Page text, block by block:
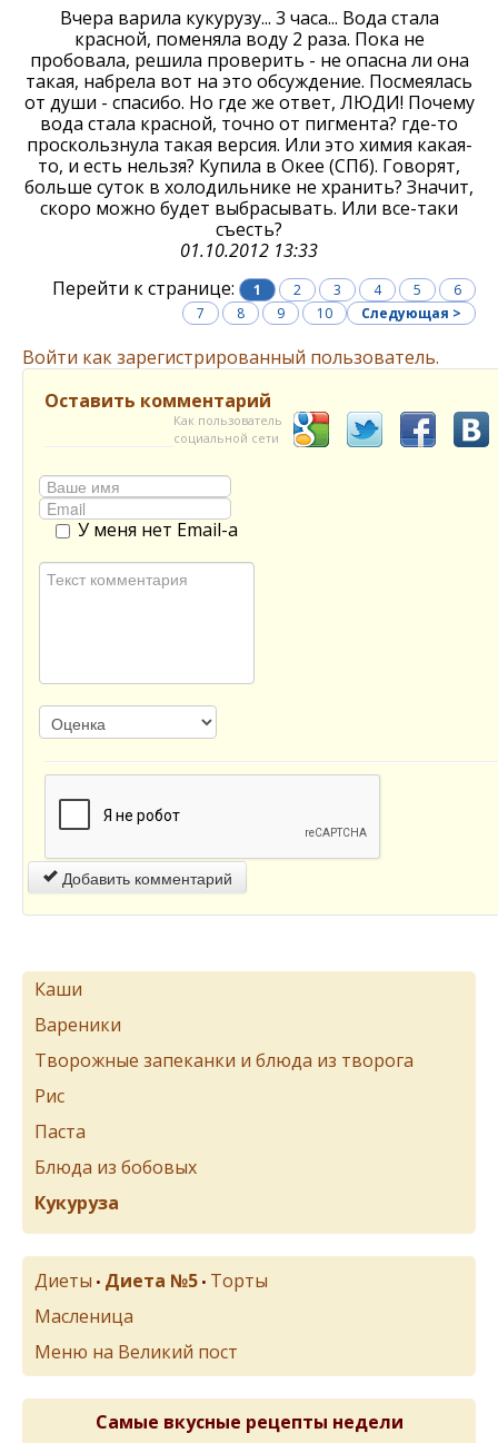
Вчера варила кукурузу... 3 часа... Вода стала
красной, поменяла воду 2 раза. Пока не
пробовала, решила проверить - не опасна ли она
такая, набрела вот на это обсуждение. Посмеялась
от души - спасибо. Но где же ответ, ЛЮДИ! Почему
вода стала красной, точно от пигмента? где-то
проскользнула такая версия. Или это химия какая-
то, и есть нельзя? Купила в Окее (СПб). Говорят,
больше суток в холодильнике не хранить? Значит,
скоро можно будет выбрасывать. Или все-таки
съесть?
01.10.2012 13:33
Перейти к странице:
1 2 3 4 5
6
7
8 9 10 Следующая >
Войти как зарегистрированный пользователь.
Оставить комментарий
Как пользователь
социальной сети
У меня нет Email-а
Добавить комментарий
Каши
Вареники
Творожные запеканки и блюда из творога
Рис
Паста
Блюда из бобовых
Кукуруза
Диеты • Диета №5 • Торты
Масленица
Меню на Великий пост
Самые вкусные рецепты недели